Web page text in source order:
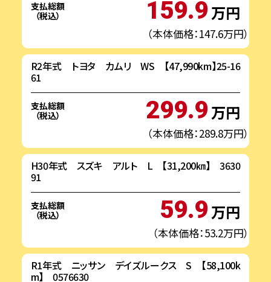
支払総額
（税込）
159.9万円
（本体価格：147.6万円）
R2年式 トヨタ カムリ WS 【47,990km】25-16
61
支払総額
（税込）
299.9万円
（本体価格：289.8万円）
H30年式 スズキ アルト L 【31,200㎞】 3630
91
支払総額
（税込）
59.9万円
（本体価格：53.2万円）
R1年式 ニッサン デイズルークス S 【58,100k
m】 0576630